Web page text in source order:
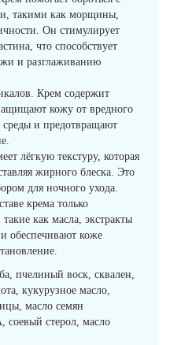
такими как морщины,
Он стимулирует
что способствует
и разглаживанию
Крем содержит
кожу от вредного
и предотвращают
лёгкую текстуру, которая
жирного блеска. Это
для ночного ухода.
крема только
как масла, экстракты
обеспечивают коже
пчелиный воск, сквален,
кукурузное масло,
масло семян
стерол, масло